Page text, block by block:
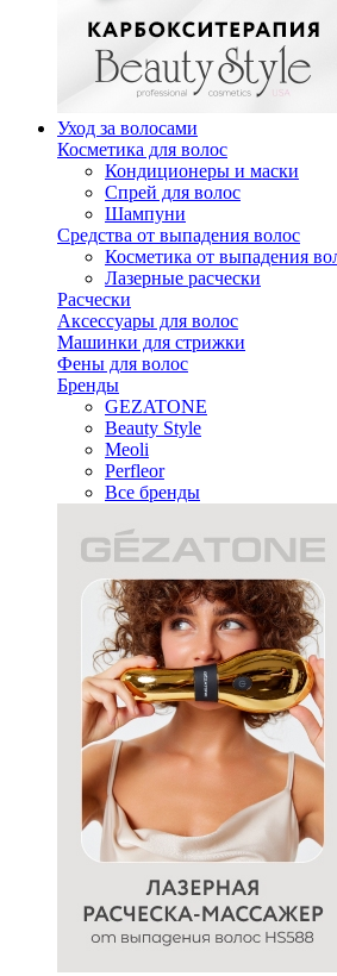
Уход за волосами
Косметика для волос
Кондиционеры и маски
Спрей для волос
Шампуни
Средства от выпадения волос
Косметика от выпадения
Лазерные расчески
Расчески
Аксессуары для волос
Машинки для стрижки
Фены для волос
Бренды
GEZATONE
Beauty Style
Meoli
Perfleor
Все бренды